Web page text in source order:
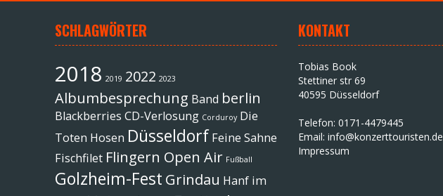
SCHLAGWÖRTER
2018 2019 2022 2023
Albumbesprechung Band berlin
Blackberries CD-Verlosung Corduroy Die
Toten Hosen Düsseldorf Feine Sahne
Fischfilet Flingern Open Air Fußball
Golzheim-Fest Grindau Hanf im
KONTAKT
Tobias Book
Stettiner str 69
40595 Düsseldorf
Telefon: 0171-4479445
Email:info@konzerttouristen.de
Impressum